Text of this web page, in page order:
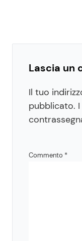
Lascia un
Il tuo
pubblicato.
Commento *